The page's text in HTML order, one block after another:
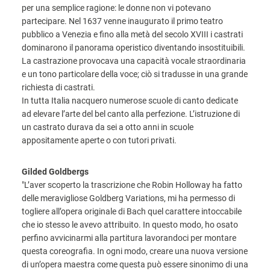
per una semplice ragione: le donne non vi potevano
partecipare. Nel 1637 venne inaugurato il primo teatro
pubblico a Venezia e fino alla metà del secolo XVIII i castrati
dominarono il panorama operistico diventando insostituibili.
La castrazione provocava una capacità vocale straordinaria
e un tono particolare della voce; ciò si tradusse in una grande
richiesta di castrati.
In tutta Italia nacquero numerose scuole di canto dedicate
ad elevare l’arte del bel canto alla perfezione. L’istruzione di
un castrato durava da sei a otto anni in scuole
appositamente aperte o con tutori privati.
Gilded Goldbergs
"L’aver scoperto la trascrizione che Robin Holloway ha fatto
delle meravigliose Goldberg Variations, mi ha permesso di
togliere all’opera originale di Bach quel carattere intoccabile
che io stesso le avevo attribuito. In questo modo, ho osato
perfino avvicinarmi alla partitura lavorandoci per montare
questa coreografia. In ogni modo, creare una nuova versione
di un’opera maestra come questa può essere sinonimo di una